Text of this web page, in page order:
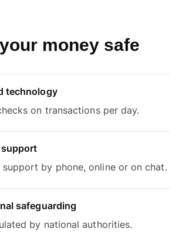
money safe
technology
on transactions per day.
support by phone, online or on chat.
safeguarding
by national authorities.